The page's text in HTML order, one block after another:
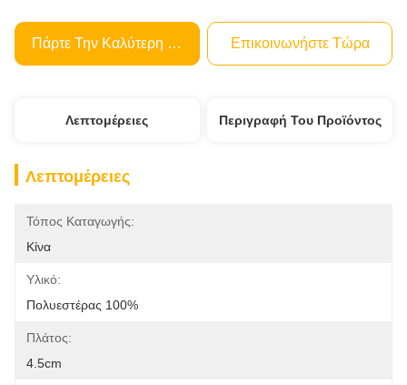
Πάρτε Την Καλύτερη Τιμή Επικοινωνήστε Τώρα
Λεπτομέρειες Περιγραφή Του Προϊόντος
Λεπτομέρειες
Τόπος Καταγωγής:
Κίνα
Υλικό:
Πολυεστέρας 100%
Πλάτος:
4.5cm